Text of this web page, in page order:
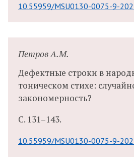
10.55959/MSU0130-0075-9-
Петров А.М.
Дефектные строки в
тоническом стихе:
закономерность?
С. 131–143.
10.55959/MSU0130-0075-9-